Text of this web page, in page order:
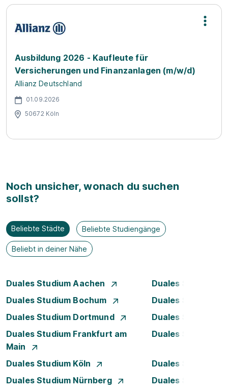
Ausbildung 2026 - Kaufleute für
Versicherungen und Finanzanlagen (m/w/d)
Allianz Deutschland
01.09.2026
50672 Köln
Noch unsicher, wonach du suchen
sollst?
Beliebte Städte Beliebte Studiengänge
Beliebt in deiner Nähe
Duales Studium Aachen
Duales Studium
Duales Studium Bochum
Duales Studium
Duales Studium Dortmund
Duales Studium
Duales Studium Frankfurt am
Main
Duales Studium
Duales Studium Köln
Duales Studium
Duales Studium Nürnberg
Duales Studium